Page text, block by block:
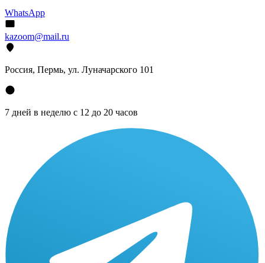
WhatsApp
kazoom@mail.ru
Россия, Пермь, ул. Луначарского 101
7 дней в неделю с 12 до 20 часов